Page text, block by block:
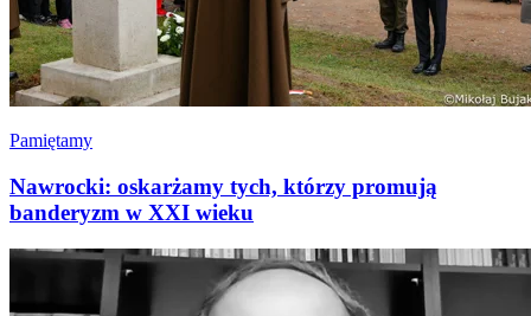
Pamiętamy
Nawrocki: oskarżamy tych, którzy promują
banderyzm w XXI wieku